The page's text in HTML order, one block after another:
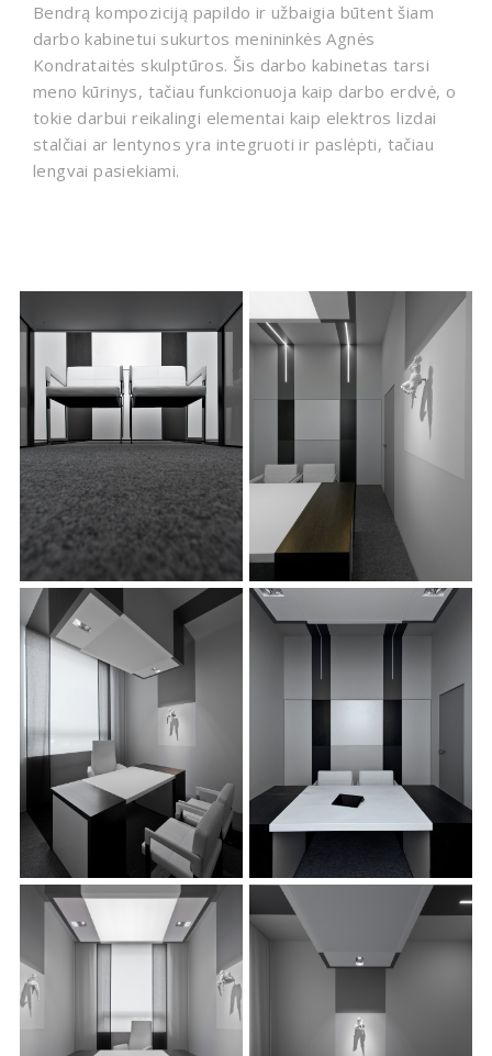
Bendrą kompoziciją papildo ir užbaigia būtent šiam
darbo kabinetui sukurtos menininkės Agnės
Kondrataitės skulptūros. Šis darbo kabinetas tarsi
meno kūrinys, tačiau funkcionuoja kaip darbo erdvė, o
tokie darbui reikalingi elementai kaip elektros lizdai
stalčiai ar lentynos yra integruoti ir paslėpti, tačiau
lengvai pasiekiami.